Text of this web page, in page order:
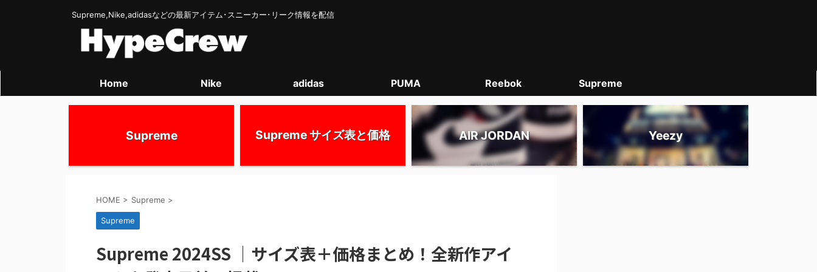
Supreme,Nike,adidasなどの最新アイテム･スニーカー･リーク情報を配信
Home Nike adidas PUMA Reebok Supreme
Supreme Supreme サイズ表と価格 AIR JORDAN Yeezy
HOME > Supreme >
Supreme
Supreme 2024SS ｜サイズ表＋価格まとめ！全新作アイ